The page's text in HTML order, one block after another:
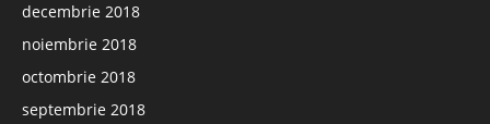
decembrie 2018
noiembrie 2018
octombrie 2018
septembrie 2018